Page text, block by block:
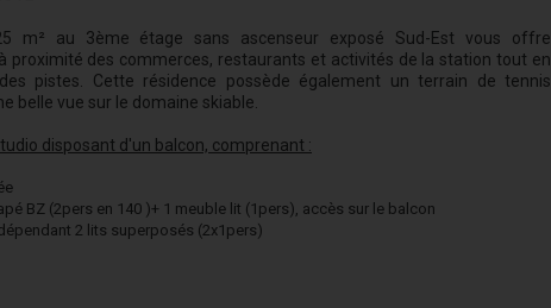
m² au 3ème étage sans ascenseur exposé Sud-Est vous offre
proximité des commerces, restaurants et activités de la station tout en
pistes. Cette résidence possède également un terrain de tennis
belle vue sur le domaine skiable.
disposant d'un balcon, comprenant :
BZ (2pers en 140 )+ 1 meuble lit (1pers), accès sur le balcon
2 lits superposés (2x1pers)